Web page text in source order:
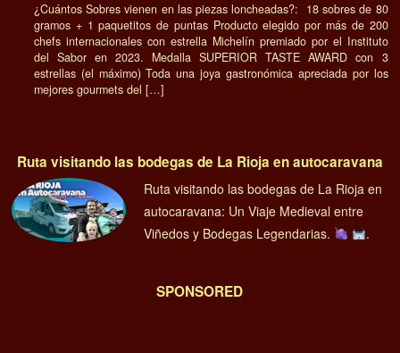
¿Cuántos Sobres vienen en las piezas loncheadas?: 18 sobres de 80
gramos + 1 paquetitos de puntas Producto elegido por más de 200
chefs internacionales con estrella Michelín premiado por el Instituto
del Sabor en 2023. Medalla SUPERIOR TASTE AWARD con 3
estrellas (el máximo) Toda una joya gastronómica apreciada por los
mejores gourmets del […]
Ruta visitando las bodegas de La Rioja en autocaravana
Ruta visitando las bodegas de La Rioja en
autocaravana: Un Viaje Medieval entre
Viñedos y Bodegas Legendarias.
.
SPONSORED